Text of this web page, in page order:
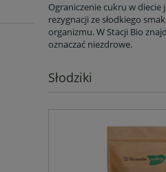
Ograniczenie cukru w
rezygnacji ze słodkiego
organizmu. W Stacji Bio
oznaczać niezdrowe.
Słodziki